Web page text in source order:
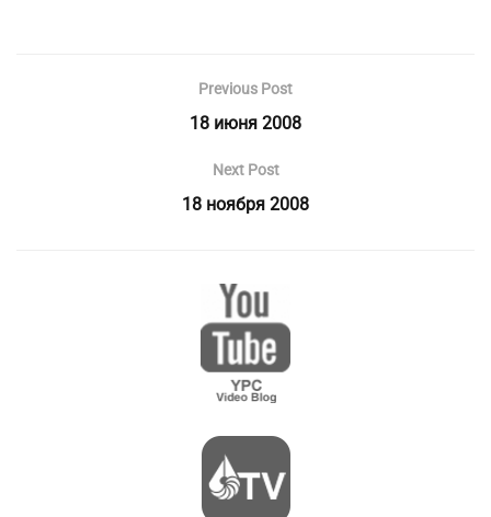
Previous Post
18 июня 2008
Next Post
18 ноября 2008